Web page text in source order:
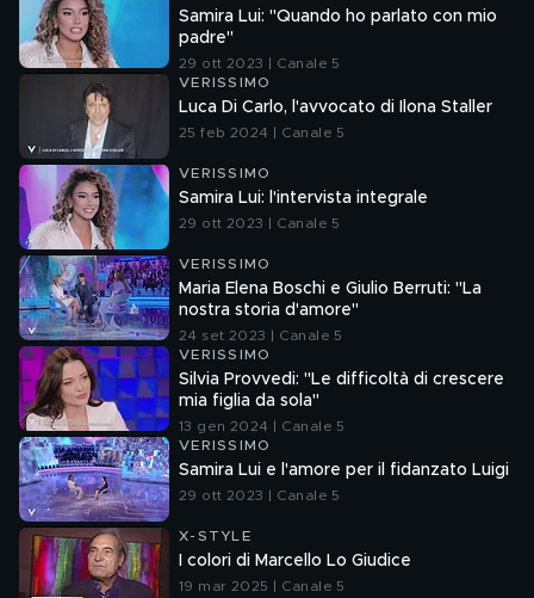
Samira Lui: "Quando ho parlato con mio
padre"
29 ott 2023 | Canale 5
VERISSIMO
Luca Di Carlo, l'avvocato di Ilona Staller
25 feb 2024 | Canale 5
VERISSIMO
Samira Lui: l'intervista integrale
29 ott 2023 | Canale 5
VERISSIMO
Maria Elena Boschi e Giulio Berruti: "La
nostra storia d'amore"
24 set 2023 | Canale 5
VERISSIMO
Silvia Provvedi: "Le difficoltà di crescere
mia figlia da sola"
13 gen 2024 | Canale 5
VERISSIMO
Samira Lui e l'amore per il fidanzato Luigi
29 ott 2023 | Canale 5
X-STYLE
I colori di Marcello Lo Giudice
19 mar 2025 | Canale 5